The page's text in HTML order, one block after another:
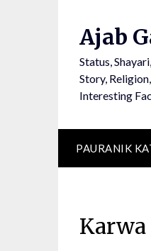
Ajab
Status,
Story,
Interesting
PAURANIK